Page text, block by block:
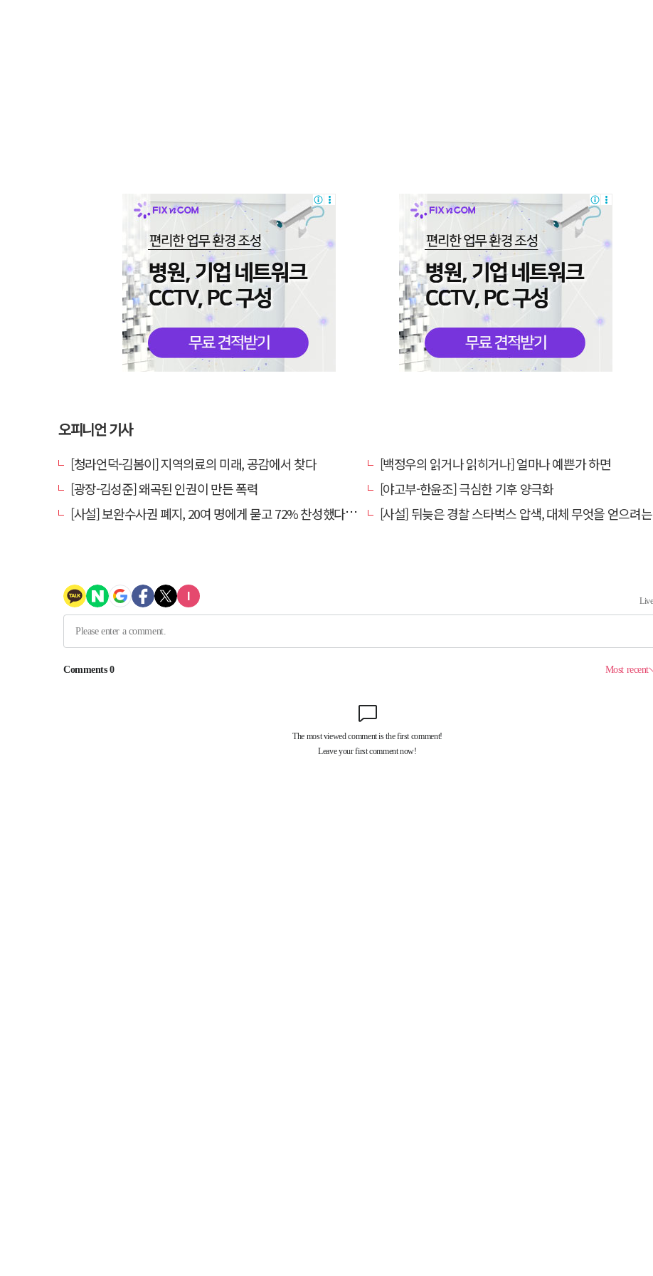
오피니언 기사
[청라언덕-김봄이] 지역의료의 미래, 공감에서 찾다
[백정우의 읽거나 읽히거나] 얼마나 예쁜가 하면
[광장-김성준] 왜곡된 인권이 만든 폭력
[야고부-한윤조] 극심한 기후 양극화
[사설] 보완수사권 폐지, 20여 명에게 묻고 72% 찬성했다고 밀어붙였다니
[사설] 뒤늦은 경찰 스타벅스 압색, 대체 무엇을 얻으려는 것인가